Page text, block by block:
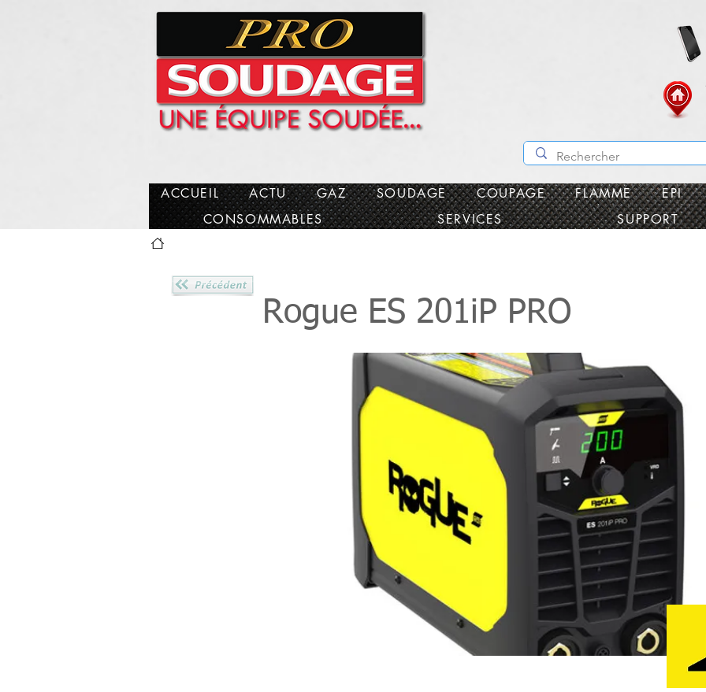
Pro Schweißen des Anschlusses Reunion 974 Gasschweißen
Prosoudage
ACCUEIL ACTU GAZ SOUDAGE COUPAGE FLAMME
EPI
CONSOMMABLES
SERVICES SUPPORT
Rogue ES 201iP PRO